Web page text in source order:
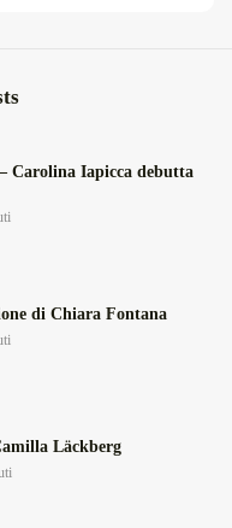
Carolina Iapicca debutta
di Chiara Fontana
Läckberg